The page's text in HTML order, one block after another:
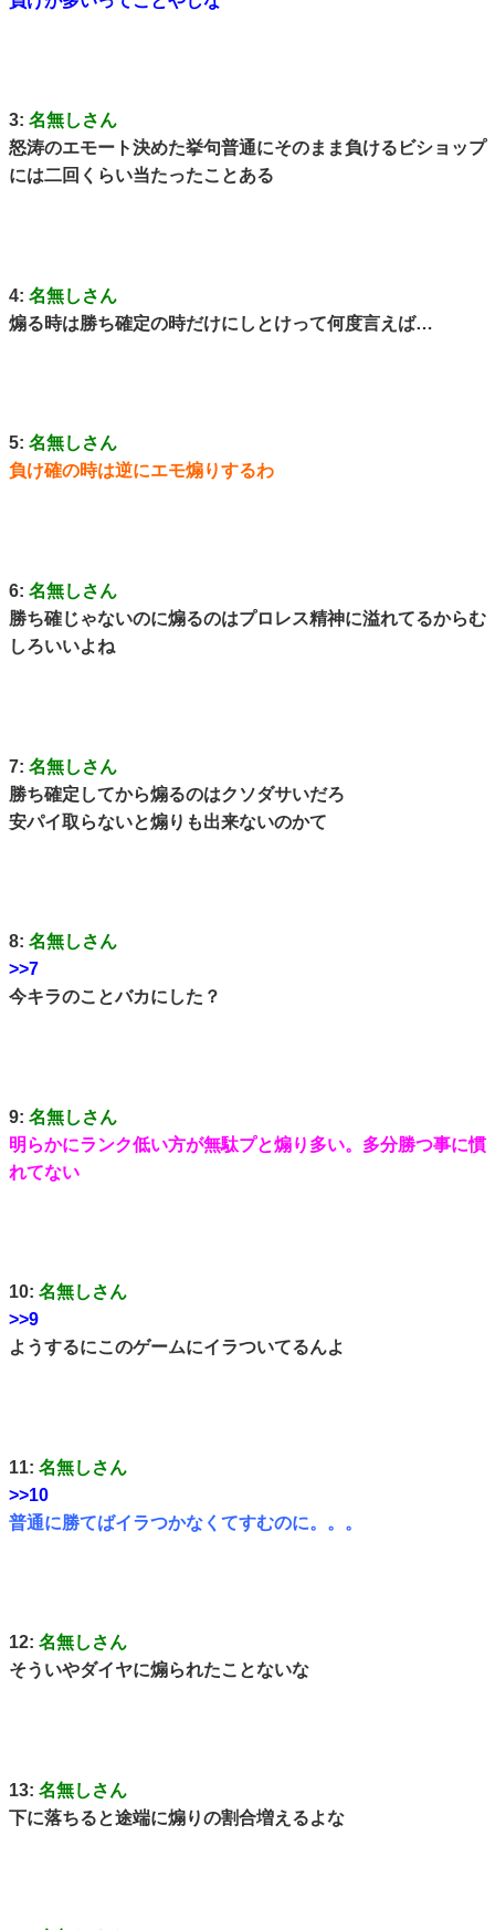
3: 名無しさん
怒涛のエモート決めた挙句普通にそのまま負けるビショップ
には二回くらい当たったことある
4: 名無しさん
煽る時は勝ち確定の時だけにしとけって何度言えば…
5: 名無しさん
負け確の時は逆にエモ煽りするわ
6: 名無しさん
勝ち確じゃないのに煽るのはプロレス精神に溢れてるからむ
しろいいよね
7: 名無しさん
勝ち確定してから煽るのはクソダサいだろ
安パイ取らないと煽りも出来ないのかて
8: 名無しさん
>>7
今キラのことバカにした？
9: 名無しさん
明らかにランク低い方が無駄プと煽り多い。多分勝つ事に慣
れてない
10: 名無しさん
>>9
ようするにこのゲームにイラついてるんよ
11: 名無しさん
>>10
普通に勝てばイラつかなくてすむのに。。。
12: 名無しさん
そういやダイヤに煽られたことないな
13: 名無しさん
下に落ちると途端に煽りの割合増えるよな